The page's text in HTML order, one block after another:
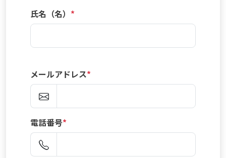
氏名（名） *
メールアドレス*
電話番号*